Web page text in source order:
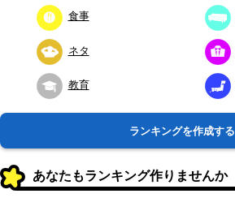
食事
ネタ
教育
ランキングを作成する
あなたもランキング作りませんか